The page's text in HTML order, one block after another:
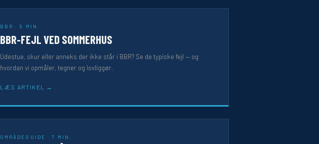
BBR · 5 MIN.
BBR-FEJL VED SOMMERHUS
Udestue, skur eller anneks der ikke står i BBR? Se de typiske fejl — og
hvordan vi opmåler, tegner og lovliggør.
LÆS ARTIKEL
OMRÅDEGUIDE · 7 MIN.